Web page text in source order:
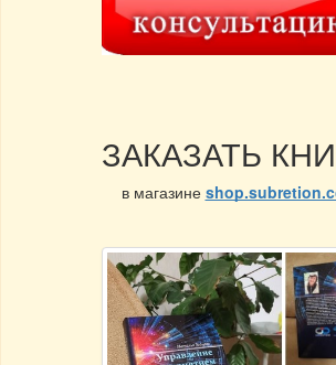
ЗАКАЗАТЬ
в магазине